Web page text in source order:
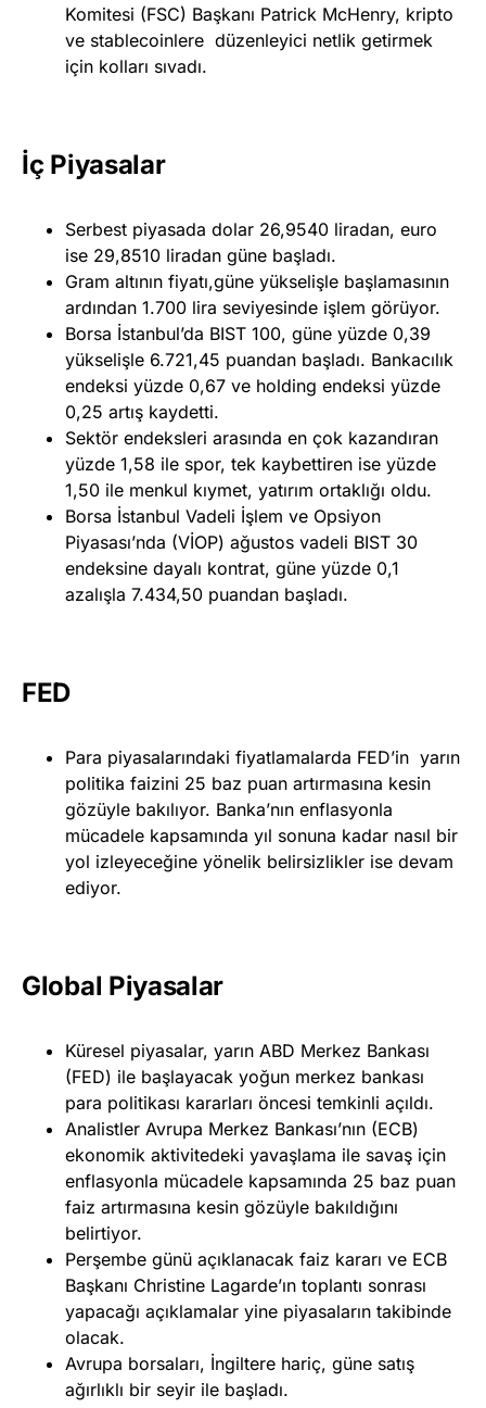
Komitesi (FSC) Başkanı Patrick McHenry, kripto
ve stablecoinlere düzenleyici netlik getirmek
için kolları sıvadı.
İç Piyasalar
Serbest piyasada dolar 26,9540 liradan, euro
ise 29,8510 liradan güne başladı.
Gram altının fiyatı,güne yükselişle başlamasının
ardından 1.700 lira seviyesinde işlem görüyor.
Borsa İstanbul’da BIST 100, güne yüzde 0,39
yükselişle 6.721,45 puandan başladı. Bankacılık
endeksi yüzde 0,67 ve holding endeksi yüzde
0,25 artış kaydetti.
Sektör endeksleri arasında en çok kazandıran
yüzde 1,58 ile spor, tek kaybettiren ise yüzde
1,50 ile menkul kıymet, yatırım ortaklığı oldu.
Borsa İstanbul Vadeli İşlem ve Opsiyon
Piyasası’nda (VİOP) ağustos vadeli BIST 30
endeksine dayalı kontrat, güne yüzde 0,1
azalışla 7.434,50 puandan başladı.
FED
Para piyasalarındaki fiyatlamalarda FED’in yarın
politika faizini 25 baz puan artırmasına kesin
gözüyle bakılıyor. Banka’nın enflasyonla
mücadele kapsamında yıl sonuna kadar nasıl bir
yol izleyeceğine yönelik belirsizlikler ise devam
ediyor.
Global Piyasalar
Küresel piyasalar, yarın ABD Merkez Bankası
(FED) ile başlayacak yoğun merkez bankası
para politikası kararları öncesi temkinli açıldı.
Analistler Avrupa Merkez Bankası’nın (ECB)
ekonomik aktivitedeki yavaşlama ile savaş için
enflasyonla mücadele kapsamında 25 baz puan
faiz artırmasına kesin gözüyle bakıldığını
belirtiyor.
Perşembe günü açıklanacak faiz kararı ve ECB
Başkanı Christine Lagarde’ın toplantı sonrası
yapacağı açıklamalar yine piyasaların takibinde
olacak.
Avrupa borsaları, İngiltere hariç, güne satış
ağırlıklı bir seyir ile başladı.